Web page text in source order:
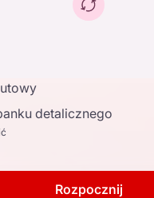
detalicznego
Rozpocznij